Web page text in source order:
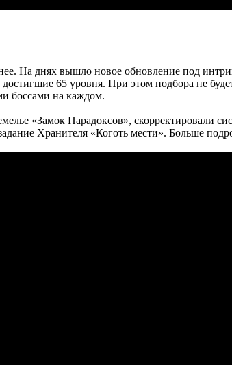
На днях вышло новое обновление под
65 уровня. При этом подбора не
боссами на каждом.
«Замок Парадоксов», скорректировали
Хранителя «Коготь мести». Больше